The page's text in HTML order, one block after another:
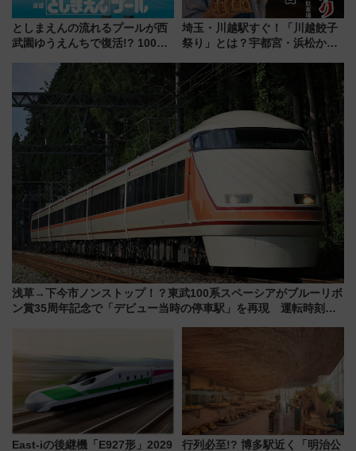
としまえんの流れるプールが西
武園ゆうえんちで復活!? 100周
イダー」に注目 2026年夏は所
沢へ遊びに行こう
埼玉・川越駅すぐ！「川越餃子
祭り」とは？宇都宮・浜松から
を食べ比べ【7月25日・26日開
催】
浅草→下今市ノンストップ！？東武100系スペーシアがブルーリボ
ン賞35周年記念で「デビュー当時の停車駅」を再現 運転時刻や
East-iの後継機「E927形」2029 行列必至!? 博多駅近く「明治公